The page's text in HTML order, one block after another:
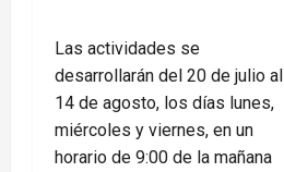
Las actividades se
desarrollarán del 20 de julio al
14 de agosto, los días lunes,
miércoles y viernes, en un
horario de 9:00 de la mañana